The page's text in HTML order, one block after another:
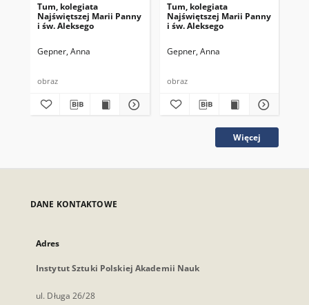
Tum, kolegiata
Najświętszej Marii Panny
i św. Aleksego
Gepner, Anna
obraz
Tum, kolegiata
Najświętszej Marii Panny
i św. Aleksego
Gepner, Anna
obraz
Więcej
DANE KONTAKTOWE
Adres
Instytut Sztuki Polskiej Akademii Nauk
ul. Długa 26/28